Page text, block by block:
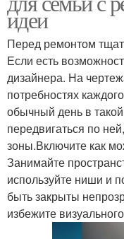
идеи
Перед ремонтом
Если есть
дизайнера. На
потребностях
обычный день в
передвигаться по
зоны.Включите как
Занимайте
используйте ниши и
быть закрыты
избежите